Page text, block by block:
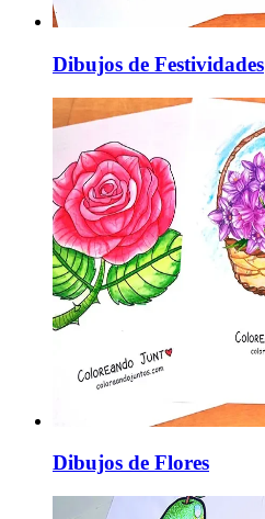
Dibujos de Festividades
Dibujos de Flores